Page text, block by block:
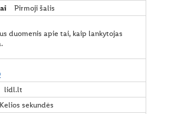
Pirmoji šalis
duomenis apie tai, kaip lankytojas
lidl.lt
Kelios sekundės